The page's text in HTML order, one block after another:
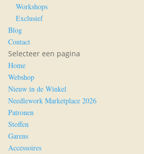
Workshops
Exclusief
Blog
Contact
Selecteer een pagina
Home
Webshop
Nieuw in de Winkel
Needlework Marketplace 2026
Patronen
Stoffen
Garens
Accessoires